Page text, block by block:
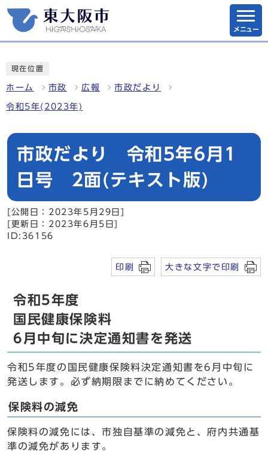
メニュー
現在位置
ホーム 市政 広報 市政だより
令和5年(2023年)
市政だより 令和5年6月1
日号 2面(テキスト版)
[公開日：2023年5月29日]
[更新日：2023年6月5日]
ID:36156
印刷 大きな文字で印刷
令和5年度
国民健康保険料
6月中旬に決定通知書を発送
令和5年度の国民健康保険料決定通知書を6月中旬に
発送します。必ず納期限までに納めてください。
保険料の減免
保険料の減免には、市独自基準の減免と、府内共通基
準の減免があります。